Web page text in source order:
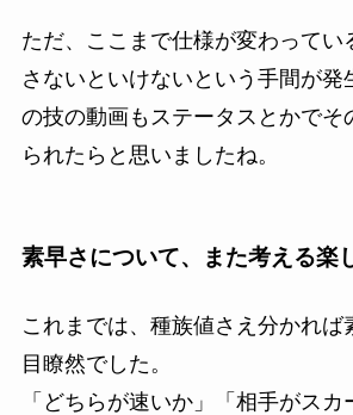
ただ、ここまで仕様が変わってい
さないといけないという手間が発
の技の動画もステータスとかでそ
られたらと思いましたね。
素早さについて、また考える楽
これまでは、種族値さえ分かれば
目瞭然でした。
「どちらが速いか」「相手がス